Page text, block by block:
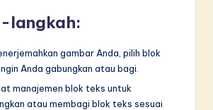
langkah:
gambar Anda, pilih blok
Anda gabungkan atau bagi.
manajemen blok teks untuk
atau membagi blok teks sesuai